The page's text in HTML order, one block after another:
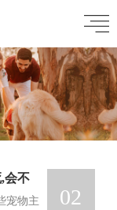
会不
宠物主
02